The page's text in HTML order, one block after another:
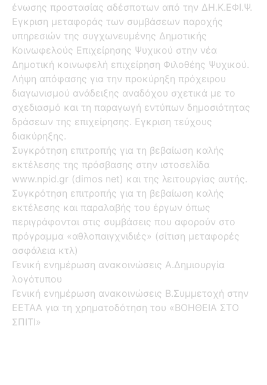
ένωσης προστασίας αδέσποτων από την ΔΗ.Κ.ΕΦΙ.Ψ.
Εγκριση μεταφοράς των συμβάσεων παροχής
υπηρεσιών της συγχωνευμένης Δημοτικής
Κοινωφελούς Επιχείρησης Ψυχικού στην νέα
Δημοτική κοινωφελή επιχείρηση Φιλοθέης Ψυχικού.
Λήψη απόφασης για την προκύρηξη πρόχειρου
διαγωνισμού ανάδειξης αναδόχου σχετικά με το
σχεδιασμό και τη παραγωγή εντύπων δημοσιότητας
δράσεων της επιχείρησης. Εγκριση τεύχους
διακύρηξης.
Συγκρότηση επιτροπής για τη βεβαίωση καλής
εκτέλεσης της πρόσβασης στην ιστοσελίδα
www.npid.gr (dimos net) και της λειτουργίας αυτής.
Συγκρότηση επιτροπής για τη βεβαίωση καλής
εκτέλεσης και παραλαβής του έργων όπως
περιγράφονται στις συμβάσεις που αφορούν στο
πρόγραμμα «αθλοπαιγχνιδιές» (σίτιση μεταφορές
ασφάλεια κτλ)
Γενική ενημέρωση ανακοινώσεις Α.Δημιουργία
λογότυπου
Γενική ενημέρωση ανακοινώσεις Β.Συμμετοχή στην
ΕΕΤΑΑ για τη χρηματοδότηση του «ΒΟΗΘΕΙΑ ΣΤΟ
ΣΠΙΤΙ»